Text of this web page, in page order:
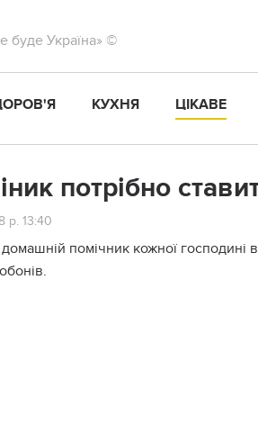
буде Україна» ©
КУХНЯ ЦІКАВЕ
потрібно
р. 13:40
помічник кожної господині